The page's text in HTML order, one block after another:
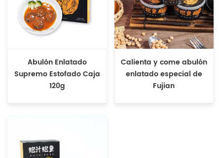
Abulón Enlatado
Supremo Estofado Caja
120g
Calienta y come abulón
enlatado especial de
Fujian